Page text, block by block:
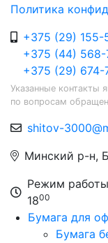
Политика
+375 (29) 155-
+375 (44) 568-
+375 (29) 674-
Указанные контакты
по вопросам
shitov-
Минский р-н,
Режим
1800
Бумага для
Бумага